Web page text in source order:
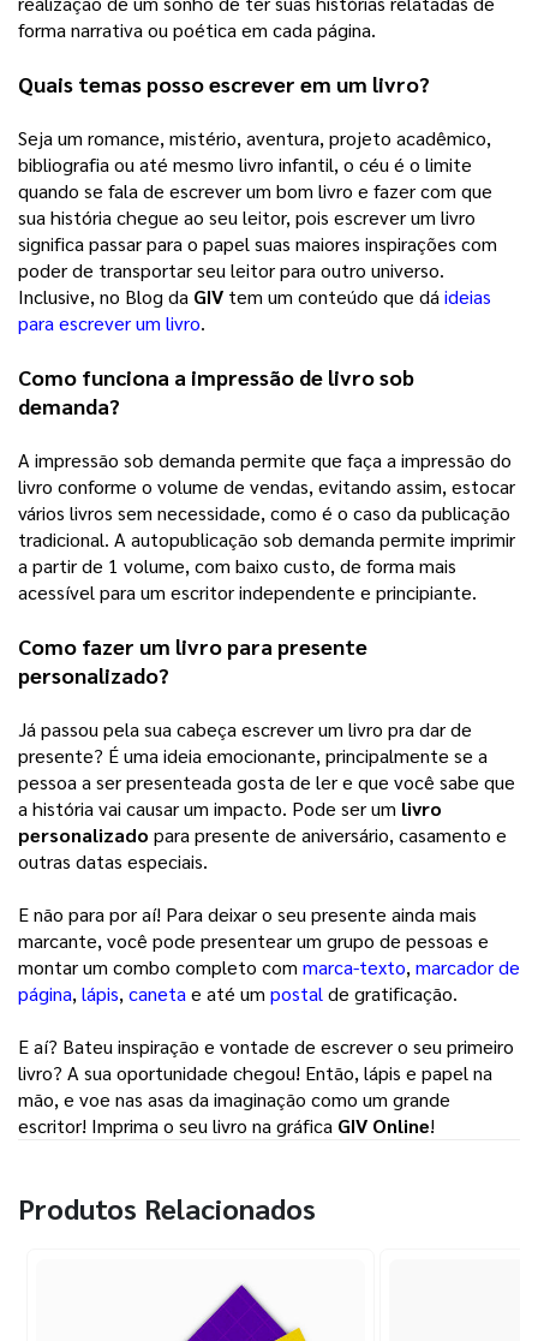
forma narrativa ou poética em cada página.
Quais temas posso escrever em um livro?
Seja um romance, mistério, aventura, projeto acadêmico,
bibliografia ou até mesmo livro infantil, o céu é o limite
quando se fala de escrever um bom livro e fazer com que
sua história chegue ao seu leitor, pois escrever um livro
significa passar para o papel suas maiores inspirações com
poder de transportar seu leitor para outro universo.
Inclusive, no Blog da GIV tem um conteúdo que dá ideias
para escrever um livro.
Como funciona a impressão de livro sob
demanda?
A impressão sob demanda permite que faça a impressão do
livro conforme o volume de vendas, evitando assim, estocar
vários livros sem necessidade, como é o caso da publicação
tradicional. A autopublicação sob demanda permite imprimir
a partir de 1 volume, com baixo custo, de forma mais
acessível para um escritor independente e principiante.
Como fazer um livro para presente
personalizado?
Já passou pela sua cabeça escrever um livro pra dar de
presente? É uma ideia emocionante, principalmente se a
pessoa a ser presenteada gosta de ler e que você sabe que
a história vai causar um impacto. Pode ser um livro
personalizado para presente de aniversário, casamento e
outras datas especiais.
E não para por aí! Para deixar o seu presente ainda mais
marcante, você pode presentear um grupo de pessoas e
montar um combo completo com marca-texto, marcador de
página, lápis, canetae até um postalde gratificação.
E aí? Bateu inspiração e vontade de escrever o seu primeiro
livro? A sua oportunidade chegou! Então, lápis e papel na
mão, e voe nas asas da imaginação como um grande
escritor! Imprima o seu livro na gráfica GIV Online!
Produtos Relacionados